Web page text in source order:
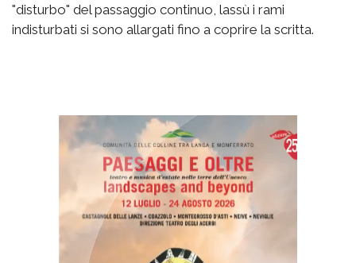
"disturbo" del passaggio continuo, lassù i rami
indisturbati si sono allargati fino a coprire la scritta.